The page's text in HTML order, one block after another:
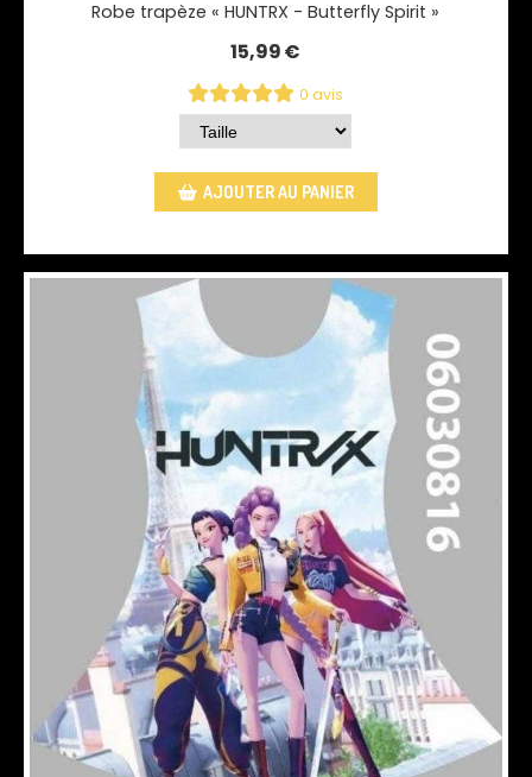
Robe trapèze « HUNTRX - Butterfly Spirit »
15,99€
0 avis
AJOUTER AU PANIER